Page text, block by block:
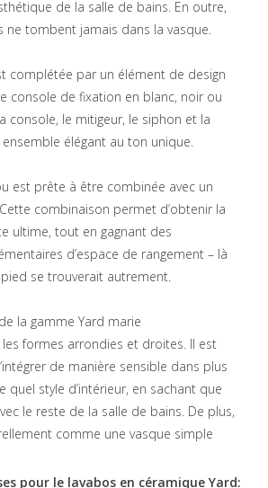
de la salle de bains. En outre,
ne tombent jamais dans la vasque.
complétée par un élément de design
console de fixation en blanc, noir ou
console, le mitigeur, le siphon et la
élégant au ton unique.
est prête à être combinée avec un
combinaison permet d’obtenir la
ultime, tout en gagnant des
d’espace de rangement – là
se trouverait autrement.
la gamme Yard marie
formes arrondies et droites. Il est
de manière sensible dans plus
quel style d’intérieur, en sachant que
le reste de la salle de bains. De plus,
comme une vasque simple
pour le lavabos en céramique Yard: